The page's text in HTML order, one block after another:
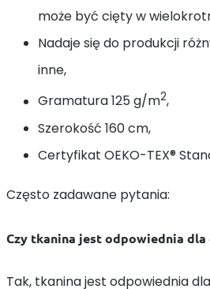
może być cięty w
Nadaje się do produkcji
inne,
Gramatura 125 g/m2,
Szerokość 160 cm,
Certyfikat OEKO-TEX®
Często zadawane pytania:
Czy tkanina jest odpowiednia dla
Tak, tkanina jest odpowiednia